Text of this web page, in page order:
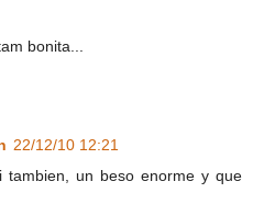
bonita...
22/12/10 12:21
tambien, un beso enorme y que